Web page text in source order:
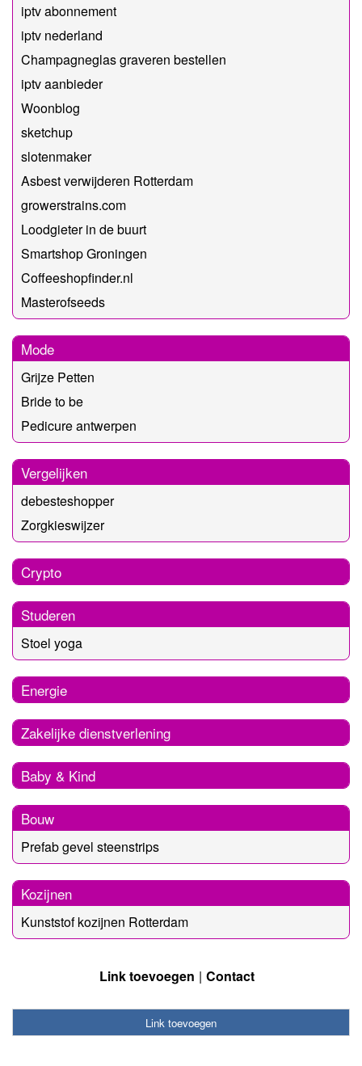
iptv abonnement
iptv nederland
Champagneglas graveren bestellen
iptv aanbieder
Woonblog
sketchup
slotenmaker
Asbest verwijderen Rotterdam
growerstrains.com
Loodgieter in de buurt
Smartshop Groningen
Coffeeshopfinder.nl
Masterofseeds
Mode
Grijze Petten
Bride to be
Pedicure antwerpen
Vergelijken
debesteshopper
Zorgkieswijzer
Crypto
Studeren
Stoel yoga
Energie
Zakelijke dienstverlening
Baby & Kind
Bouw
Prefab gevel steenstrips
Kozijnen
Kunststof kozijnen Rotterdam
Link toevoegen Contact
Link toevoegen